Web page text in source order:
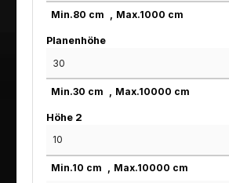
Min.80 cm Max.1000 cm
Planenhöhe
Min.30 cm Max.10000 cm
Höhe 2
Min.10 cm Max.10000 cm